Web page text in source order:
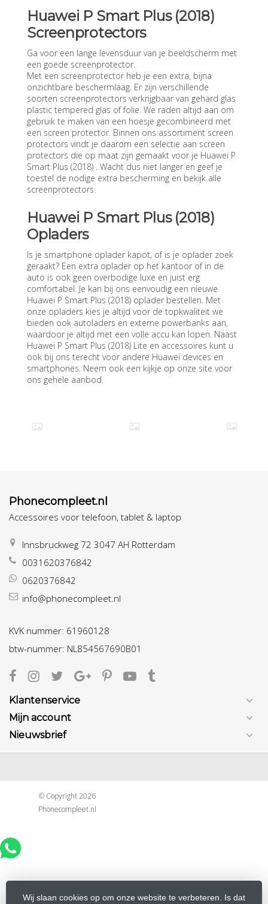
Huawei P Smart Plus (2018)
Screenprotectors
Ga voor een lange levensduur van je beeldscherm met
een goede screenprotector.
Met een screenprotector heb je een extra, bijna
onzichtbare beschermlaag. Er zijn verschillende
soorten screenprotectors verkrijgbaar van gehard glas
plastic tempered glas of folie. We raden altijd aan om
gebruik te maken van een hoesje gecombineerd met
een screen protector. Binnen ons assortiment screen
protectors vindt je daarom een selectie aan screen
protectors die op maat zijn gemaakt voor je Huawei P
Smart Plus (2018) . Wacht dus niet langer en geef je
toestel de nodige extra bescherming en bekijk alle
screenprotectors.
Huawei P Smart Plus (2018)
Opladers
Is je smartphone oplader kapot, of is je oplader zoek
geraakt? Een extra oplader op het kantoor of in de
auto is ook geen overbodige luxe en juist erg
comfortabel. Je kan bij ons eenvoudig een nieuwe
Huawei P Smart Plus (2018) oplader bestellen. Met
onze opladers kies je altijd voor de topkwaliteit we
bieden ook autoladers en externe powerbanks aan,
waardoor je altijd met een volle accu kan lopen. Naast
Huawei P Smart Plus (2018) Lite en accessoires kunt u
ook bij ons terecht voor andere Huawei devices en
smartphones. Neem ook een kijkje op onze site voor
ons gehele aanbod.
Phonecompleet.nl
Accessoires voor telefoon, tablet & laptop
Innsbruckweg 72 3047 AH Rotterdam
0031620376842
0620376842
info@phonecompleet.nl
KVK nummer: 61960128
btw-nummer: NL854567690B01
Klantenservice
Mijn account
Nieuwsbrief
Wij slaan cookies op om onze website te verbeteren. Is dat
© Copyright 2026
Phonecompleet.nl